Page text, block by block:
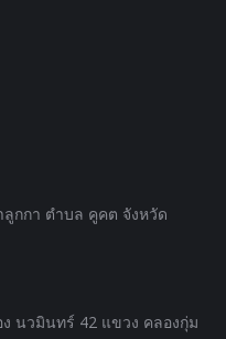
กกา ตำบล คูคต จังหวัด
นวมินทร์ 42 แขวง คลองกุ่ม